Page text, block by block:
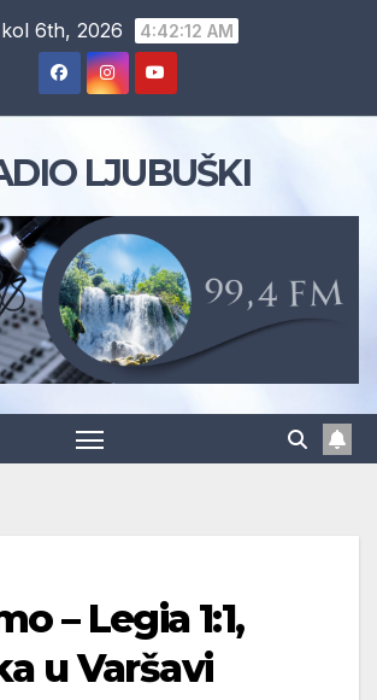
6th, 2026 4:42:13 AM
LJUBUŠKI
– Legia 1:1,
u Varšavi